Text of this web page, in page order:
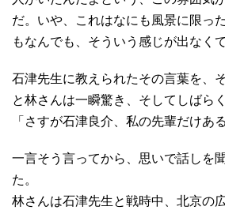
だ。いや、これはなにも風景に限っ
もなんでも、そういう感じが出なく
石津先生に教えられたその言葉を、
と林さんは一瞬驚き、そしてしばら
「さすが石津良介、私の先輩だけある
一言そう言ってから、思いで話しを
た。
林さんは石津先生と戦時中、北京の